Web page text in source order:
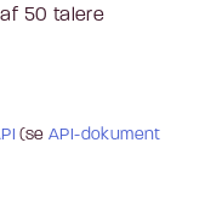
50 talere
(seAPI-dokument